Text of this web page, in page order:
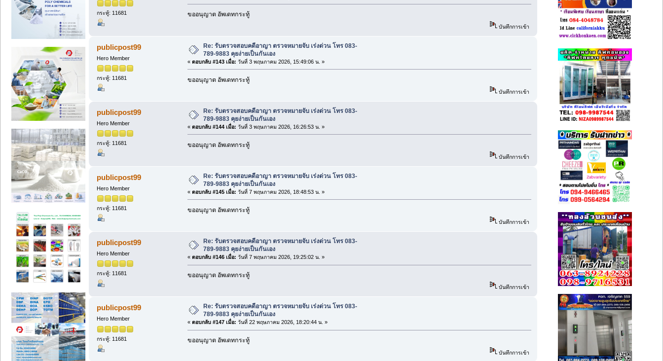
กระทู้: 11681 ขออนุญาต อัพเดทกระทู้
บันทึกการเข้า
publicpost99
Hero Member
กระทู้: 11681
Re: รับตรวจสอบคดีอาญา ตรวจหมายจับ เร่งด่วน โทร 083-
789-9883 คุยง่ายเป็นกันเอง
« ตอบกลับ #143 เมื่อ: วันที่ 3 พฤษภาคม 2026, 15:49:06 น. »
ขออนุญาต อัพเดทกระทู้
บันทึกการเข้า
publicpost99
Hero Member
กระทู้: 11681
Re: รับตรวจสอบคดีอาญา ตรวจหมายจับ เร่งด่วน โทร 083-
789-9883 คุยง่ายเป็นกันเอง
« ตอบกลับ #144 เมื่อ: วันที่ 3 พฤษภาคม 2026, 16:26:53 น. »
ขออนุญาต อัพเดทกระทู้
บันทึกการเข้า
publicpost99
Hero Member
กระทู้: 11681
Re: รับตรวจสอบคดีอาญา ตรวจหมายจับ เร่งด่วน โทร 083-
789-9883 คุยง่ายเป็นกันเอง
« ตอบกลับ #145 เมื่อ: วันที่ 7 พฤษภาคม 2026, 18:48:53 น. »
ขออนุญาต อัพเดทกระทู้
บันทึกการเข้า
publicpost99
Hero Member
กระทู้: 11681
Re: รับตรวจสอบคดีอาญา ตรวจหมายจับ เร่งด่วน โทร 083-
789-9883 คุยง่ายเป็นกันเอง
« ตอบกลับ #146 เมื่อ: วันที่ 7 พฤษภาคม 2026, 19:25:02 น. »
ขออนุญาต อัพเดทกระทู้
บันทึกการเข้า
publicpost99
Hero Member
กระทู้: 11681
Re: รับตรวจสอบคดีอาญา ตรวจหมายจับ เร่งด่วน โทร 083-
789-9883 คุยง่ายเป็นกันเอง
« ตอบกลับ #147 เมื่อ: วันที่ 22 พฤษภาคม 2026, 18:20:44 น. »
ขออนุญาต อัพเดทกระทู้
บันทึกการเข้า